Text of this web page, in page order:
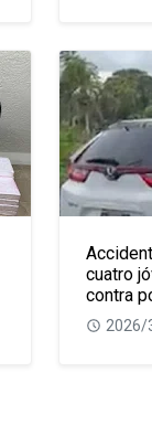
cuatro
contra
2026/